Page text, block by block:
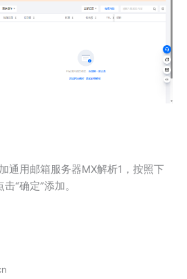
通用邮箱服务器MX解析1，按照下
“确定”添加。